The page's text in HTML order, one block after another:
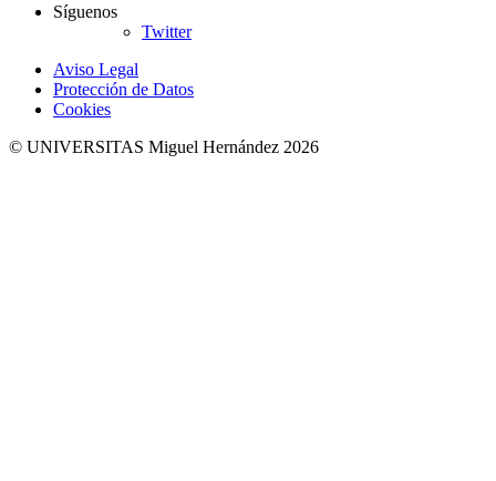
Síguenos
Twitter
Aviso Legal
Protección de Datos
Cookies
© UNIVERSITAS Miguel Hernández 2026